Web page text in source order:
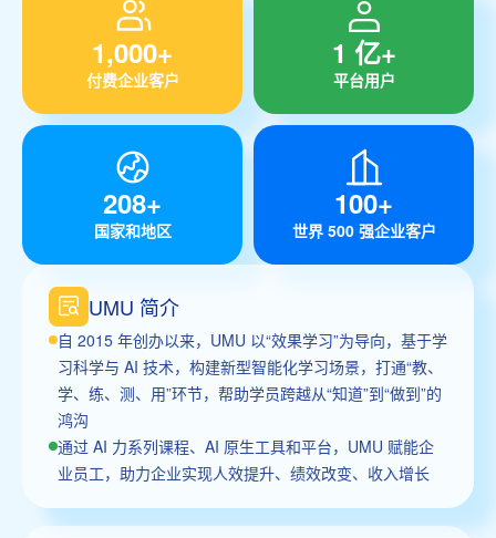
1,000+
付费企业客户
1 亿+
平台用户
208+
国家和地区
100+
世界 500 强企业客户
UMU 简介
自 2015 年创办以来，UMU 以“效果学习”为导向，基于学
习科学与 AI 技术，构建新型智能化学习场景，打通“教、
学、练、测、用”环节，帮助学员跨越从“知道”到“做到”的
鸿沟
通过 AI 力系列课程、AI 原生工具和平台，UMU 赋能企
业员工，助力企业实现人效提升、绩效改变、收入增长